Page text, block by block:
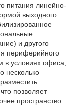
питания линейно-
выходного
и другого
периферийного
в условиях офиса,
несколько
позволяет
пространство.